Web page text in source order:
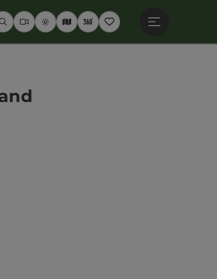
SuchenWebcams
WetterInteraktive Karte
360° Panoramen
Merkzettel